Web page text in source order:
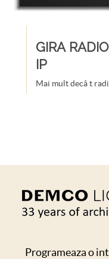
GIRA RADIO
IP
Mai mult decâ t
Programeaza o